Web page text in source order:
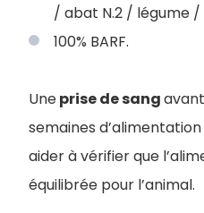
/ abat N.2 / légume /
100% BARF.
Uneprise de sang
semaines
aider à vérifier que
équilibrée pour l’animal.